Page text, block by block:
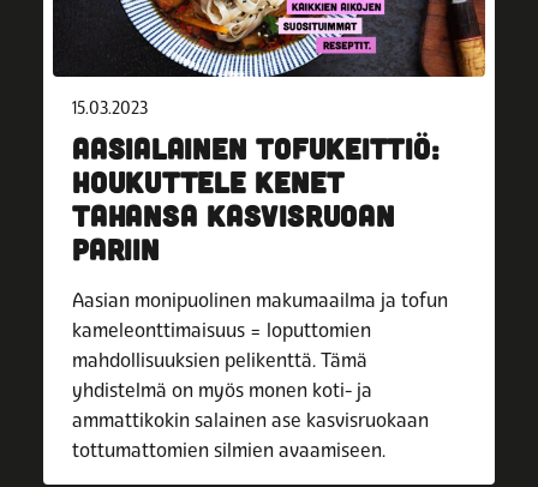
15.03.2023
AASIALAINEN TOFUKEITTIÖ:
HOUKUTTELE KENET
TAHANSA KASVISRUOAN
PARIIN
Aasian monipuolinen makumaailma ja tofun
kameleonttimaisuus = loputtomien
mahdollisuuksien pelikenttä. Tämä
yhdistelmä on myös monen koti- ja
ammattikokin salainen ase kasvisruokaan
tottumattomien silmien avaamiseen.